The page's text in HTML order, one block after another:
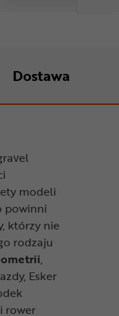
Dostawa
modeli
powinni
którzy nie
rodzaju
,
Esker
rower